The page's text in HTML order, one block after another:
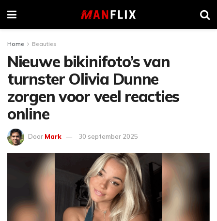
Home Beauties
Nieuwe bikinifoto’s van
turnster Olivia Dunne
zorgen voor veel reacties
online
Door Mark 30 september 2025